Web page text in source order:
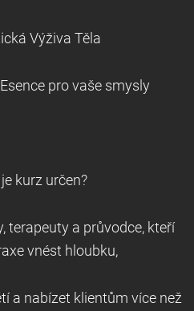
Výživa Těla
pro vaše smysly
kurz určen?
terapeuty a průvodce, kteří
vnést hloubku,
a nabízet klientům více než